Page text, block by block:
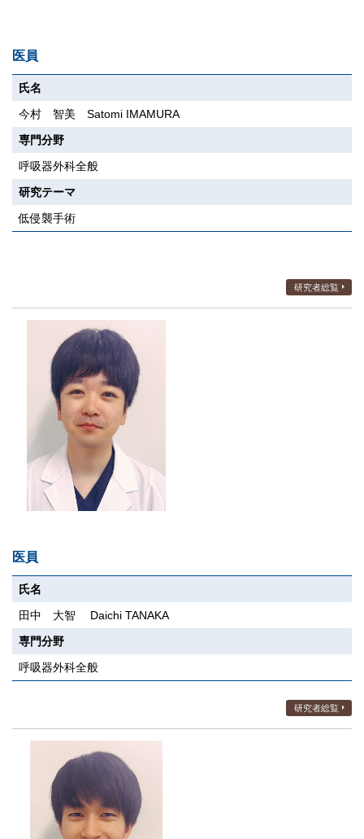
医員
氏名
今村 智美 Satomi IMAMURA
専門分野
呼吸器外科全般
研究テーマ
低侵襲手術
研究者総覧
医員
氏名
田中 大智 Daichi TANAKA
専門分野
呼吸器外科全般
研究者総覧